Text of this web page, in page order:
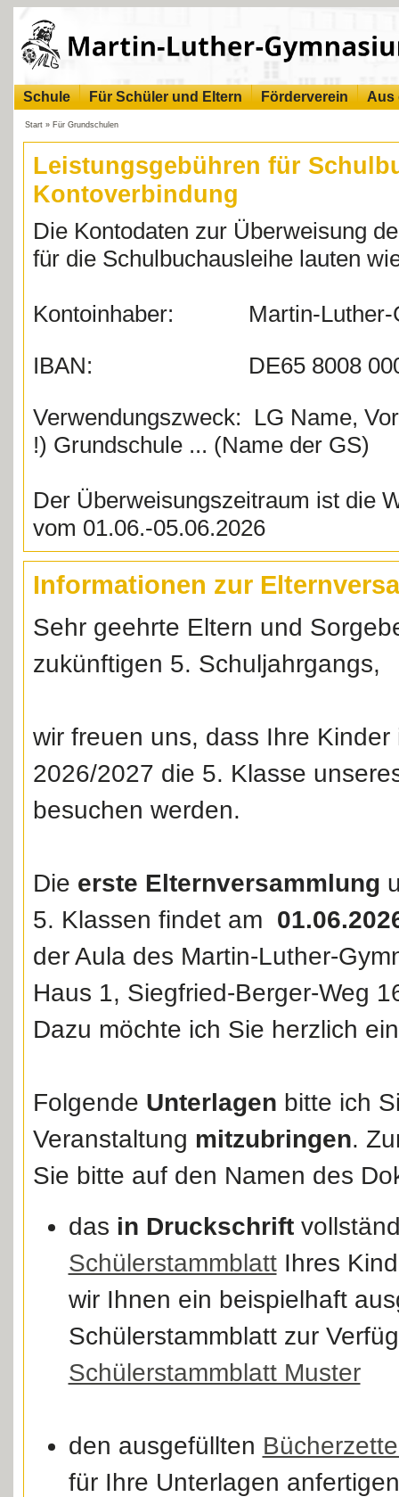
Schule Für Schüler und Eltern Förderverein Aus
Start» Für Grundschulen
Leistungsgebühren für
Kontoverbindung
Die Kontodaten zur Überweisung
für die Schulbuchausleihe lauten
Kontoinhaber: Martin-Luther-
IBAN: DE65 8008 0000
Verwendungszweck: LG Name,
!) Grundschule ... (Name der GS)
Der Überweisungszeitraum ist die
vom 01.06.-05.06.2026
Informationen zur
Sehr geehrte Eltern und
zukünftigen 5. Schuljahrgangs,
wir freuen uns, dass Ihre Kinder
2026/2027 die 5. Klasse
besuchen werden.
Die erste Elternversammlung
5. Klassen findet am
der Aula des Martin-Luther-
Haus 1, Siegfried-Berger-Weg
Dazu möchte ich Sie herzlich
Folgende Unterlagen bitte ich
Veranstaltung mitzubringen.
Sie bitte auf den Namen des
das in Druckschrift
SchülerstammblattIhres
wir Ihnen ein beispielhaft
Schülerstammblatt zur
Schülerstammblatt Muster
den ausgefüllten
für Ihre Unterlagen